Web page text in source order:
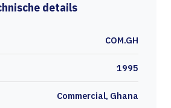
details
COM.GH
1995
Commercial, Ghana